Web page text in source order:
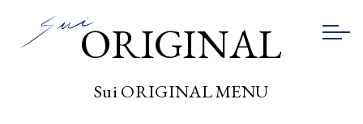
ORIGINAL
Sui ORIGINAL MENU